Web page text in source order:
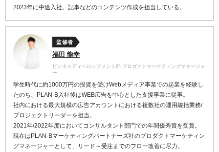
2023年に中途入社。記事などのコンテンツ作成を担当している。
監修者
福田 龍幸
ビジネスディベロップメント部 プロダクトマーケティングマネージャ
ー
学生時代に約1000万円の投資を受けWebメディア事業での起業を経験し
たのち、PLAN-B入社後はWEB広告を中心とした支援事業に従事。
社内における最大規模の広告アカウントにおける複数社の運用統括業務/
プロジェクトリーダーを担当。
2021年/2022年度においてコンサルタント部門での年間優秀賞を受賞。
現在はPLAN-Bマーケティングパートナーズ社のプロダクトマーケティン
グマネージャーとして、リード～受注までのフロー改善に尽力。